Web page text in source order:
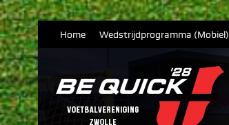
Home Wedstrijdprogramma (Mobiel)